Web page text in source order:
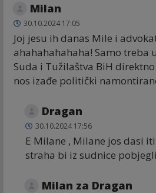
Milan
30.10.2024 17:05
Joj jesu ih danas Mile i
ahahahahahaha! Samo treba
Suda i Tužilaštva BiH
nos izađe politički
Dragan
30.10.2024 17:56
E Milane , Milane jos dasi
straha bi iz sudnice
Milan za Dragan